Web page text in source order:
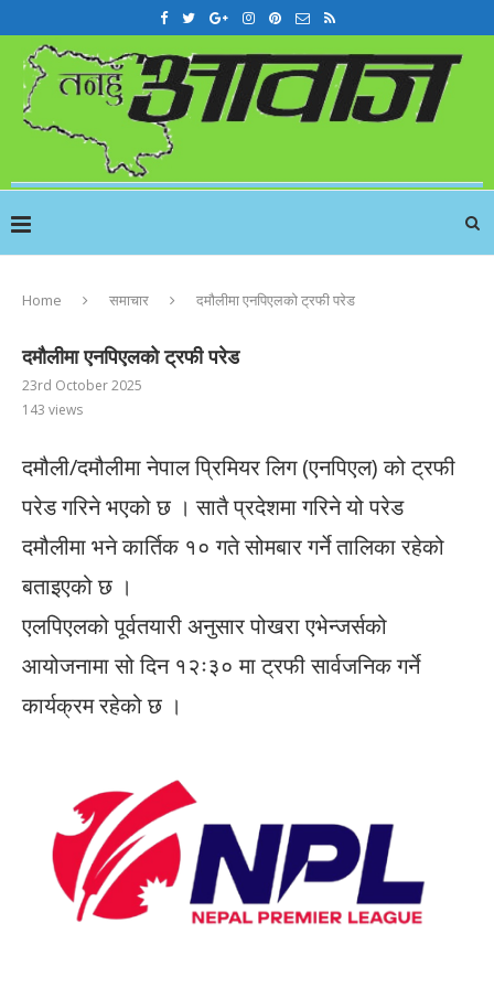
Home समाचार दमौलीमा एनपिएलको ट्रफी परेड
दमौलीमा एनपिएलको ट्रफी परेड
23rd October 2025
143 views
दमौली/दमौलीमा नेपाल प्रिमियर लिग (एनपिएल) को ट्रफी
परेड गरिने भएको छ । सातै प्रदेशमा गरिने यो परेड
दमौलीमा भने कार्तिक १० गते सोमबार गर्ने तालिका रहेको
बताइएको छ ।
एलपिएलको पूर्वतयारी अनुसार पोखरा एभेन्जर्सको
आयोजनामा सो दिन १२ः३० मा ट्रफी सार्वजनिक गर्ने
कार्यक्रम रहेको छ ।